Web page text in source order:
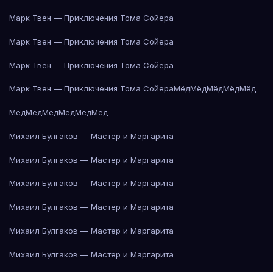
Марк Твен — Приключения Тома Сойера
Марк Твен — Приключения Тома Сойера
Марк Твен — Приключения Тома Сойера
Марк Твен — Приключения Тома СойераМёдМёдМёдМёдМёд
МёдМёдМёдМёдМёдМёд
Михаил Булгаков — Мастер и Маргарита
Михаил Булгаков — Мастер и Маргарита
Михаил Булгаков — Мастер и Маргарита
Михаил Булгаков — Мастер и Маргарита
Михаил Булгаков — Мастер и Маргарита
Михаил Булгаков — Мастер и Маргарита